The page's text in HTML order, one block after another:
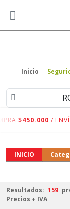
Inicio
$450.000 /
INICIO
Resultados: 159
Precios + IVA